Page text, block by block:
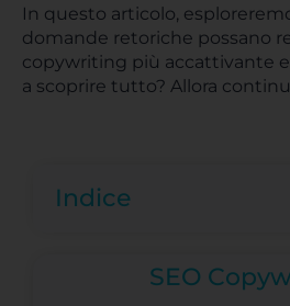
In questo articolo,
domande retoriche possano
copywriting più accattivante
a scoprire tutto? Allora
Indice
SEO